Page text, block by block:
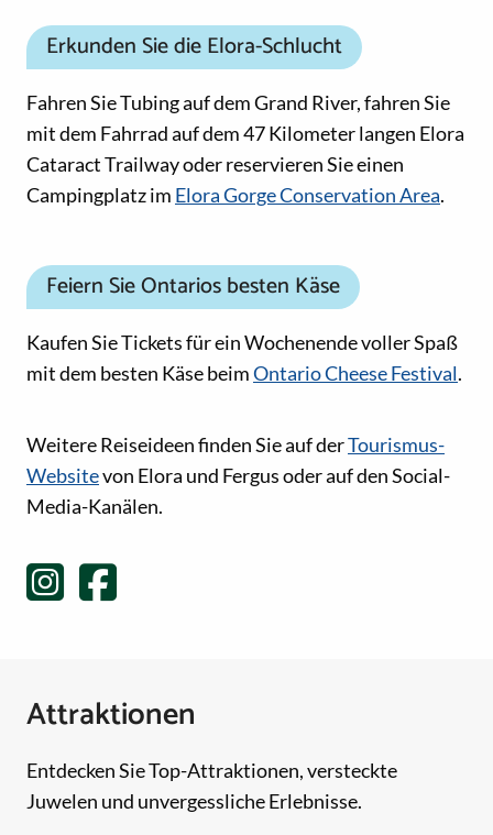
Erkunden Sie die Elora-Schlucht
Fahren Sie Tubing auf dem Grand River, fahren Sie
mit dem Fahrrad auf dem 47 Kilometer langen Elora
Cataract Trailway oder reservieren Sie einen
Campingplatz im Elora Gorge Conservation Area.
Feiern Sie Ontarios besten Käse
Kaufen Sie Tickets für ein Wochenende voller Spaß
mit dem besten Käse beimOntario Cheese Festival.
Social-Media-Links
Weitere Reiseideen finden Sie auf derTourismus-
Websitevon Elora und Fergus oder auf den Social-
Media-Kanälen.
Attraktionen
Entdecken Sie Top-Attraktionen, versteckte
Juwelen und unvergessliche Erlebnisse.